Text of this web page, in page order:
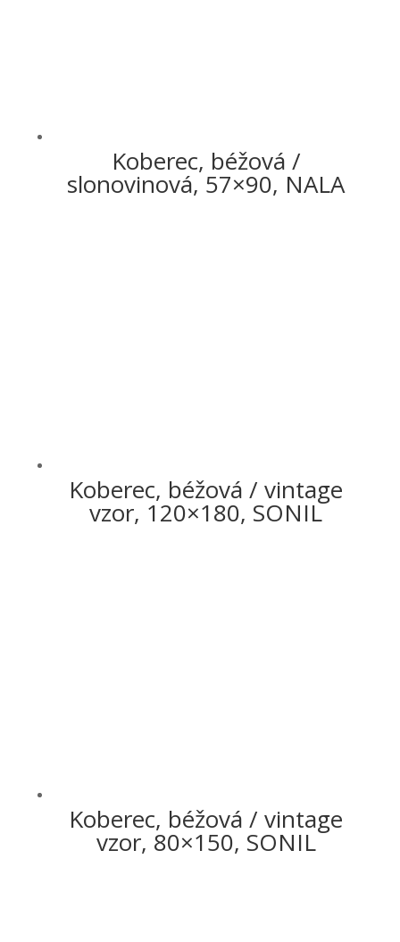
Koberec, béžová /
slonovinová, 57×90, NALA
Koberec, béžová / vintage
vzor, 120×180, SONIL
Koberec, béžová / vintage
vzor, 80×150, SONIL